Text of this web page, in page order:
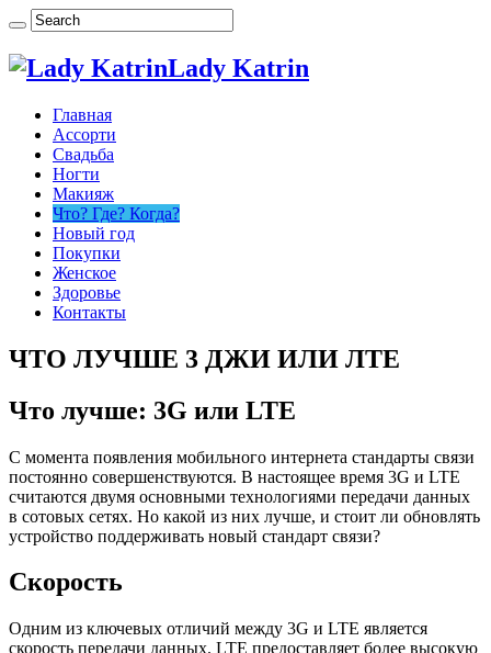
Lady Katrin
Главная
Ассорти
Свадьба
Ногти
Макияж
Что? Где? Когда?
Новый год
Покупки
Женское
Здоровье
Контакты
ЧТО ЛУЧШЕ 3 ДЖИ ИЛИ ЛТЕ
Что лучше: 3G или LTE
С момента появления мобильного интернета стандарты связи
постоянно совершенствуются. В настоящее время 3G и LTE
считаются двумя основными технологиями передачи данных
в сотовых сетях. Но какой из них лучше, и стоит ли обновлять
устройство поддерживать новый стандарт связи?
Скорость
Одним из ключевых отличий между 3G и LTE является
скорость передачи данных. LTE предоставляет более высокую